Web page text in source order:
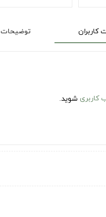
کاربران توضیحات
کاربری شوید.